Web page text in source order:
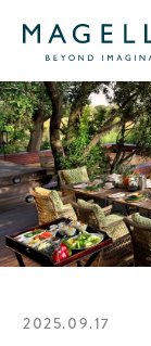
2025.09.17